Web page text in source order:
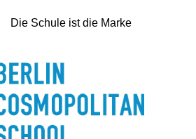
Die Schule ist die Marke